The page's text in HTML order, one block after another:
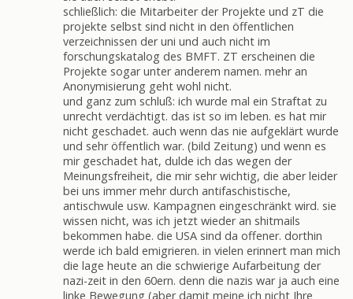
schließlich: die Mitarbeiter der Projekte und zT die
projekte selbst sind nicht in den öffentlichen
verzeichnissen der uni und auch nicht im
forschungskatalog des BMFT. ZT erscheinen die
Projekte sogar unter anderem namen. mehr an
Anonymisierung geht wohl nicht.
und ganz zum schluß: ich wurde mal ein Straftat zu
unrecht verdächtigt. das ist so im leben. es hat mir
nicht geschadet. auch wenn das nie aufgeklärt wurde
und sehr öffentlich war. (bild Zeitung) und wenn es
mir geschadet hat, dulde ich das wegen der
Meinungsfreiheit, die mir sehr wichtig, die aber leider
bei uns immer mehr durch antifaschistische,
antischwule usw. Kampagnen eingeschränkt wird. sie
wissen nicht, was ich jetzt wieder an shitmails
bekommen habe. die USA sind da offener. dorthin
werde ich bald emigrieren. in vielen erinnert man mich
die lage heute an die schwierige Aufarbeitung der
nazi-zeit in den 60ern. denn die nazis war ja auch eine
linke Bewegung (aber damit meine ich nicht Ihre